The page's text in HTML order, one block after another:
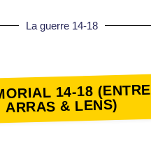
La guerre 14-18
14-18 (ENTRE
ARRAS & LENS)